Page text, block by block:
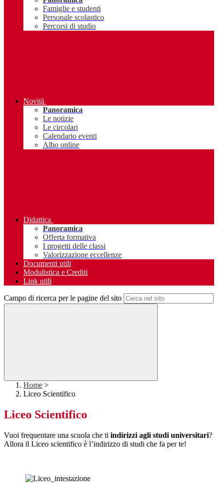
Famiglie e studenti
Personale scolastico
Percorsi di studio
Novità
Panoramica
Le notizie
Le circolari
Calendario eventi
Albo online
Didattica
Panoramica
Offerta formativa
I progetti delle classi
Valorizzazione eccellenze
Documenti utili
Modulistica e Crediti
Link utili
Campo di ricerca per le pagine del sito
Home >
Liceo Scientifico
Liceo Scientifico
Vuoi frequentare una scuola che ti indirizzi agli studi universitari?
Allora il Liceo scientifico è l’indirizzo di studi che fa per te!